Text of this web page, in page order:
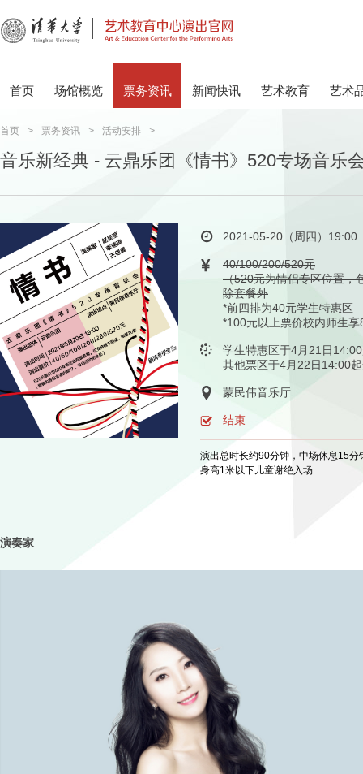
首页 场馆概览 票务资讯 新闻快讯 艺术教育 艺术
首页 > 票务资讯 > 活动安排 >
音乐新经典 - 云鼎乐团《情书》520专场音乐
2021-05-20（周四）19:00
40/100/200/520元
（520元为情侣专区位置，
除套餐外
*前四排为40元学生特惠区
*100元以上票价校内师生享
学生特惠区于4月21日
其他票区于4月22日14:00
蒙民伟音乐厅
结束
演出总时长约90分钟，中场休息15分
身高1米以下儿童谢绝入场
演奏家